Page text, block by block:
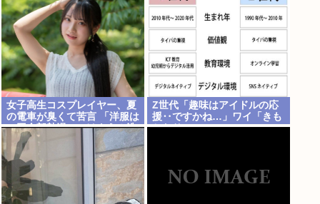
女子高生コスプレイヤー、夏
の電車が臭くて苦言 「洋服は
一回全部熱湯につけよう！洗
濯機はキッチンハイター薄め
た水で一回まわそう！」
Z世代「趣味はアイドルの応
援‥ですかね…」ワイ「きも
ちわりーwww」